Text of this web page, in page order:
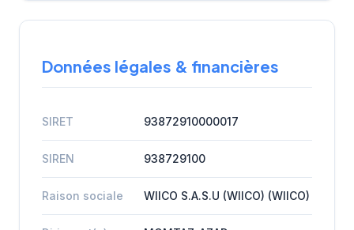
Données légales & financières
SIRET 93872910000017
SIREN 938729100
Raison sociale WIICO S.A.S.U (WIICO) (WIICO)